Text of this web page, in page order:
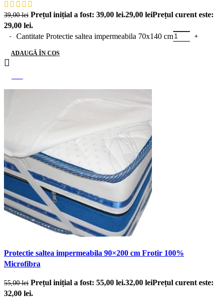
39,00lei Prețul inițial a fost: 39,00 lei.29,00 leiPrețul curent este:
29,00 lei.
Cantitate Protectie saltea impermeabila 70x140 cm
ADAUGĂ ÎN COȘ
Protectie saltea impermeabila 90×200 cm Frotir 100%
Microfibra
55,00lei Prețul inițial a fost: 55,00 lei.32,00 leiPrețul curent este:
32,00 lei.